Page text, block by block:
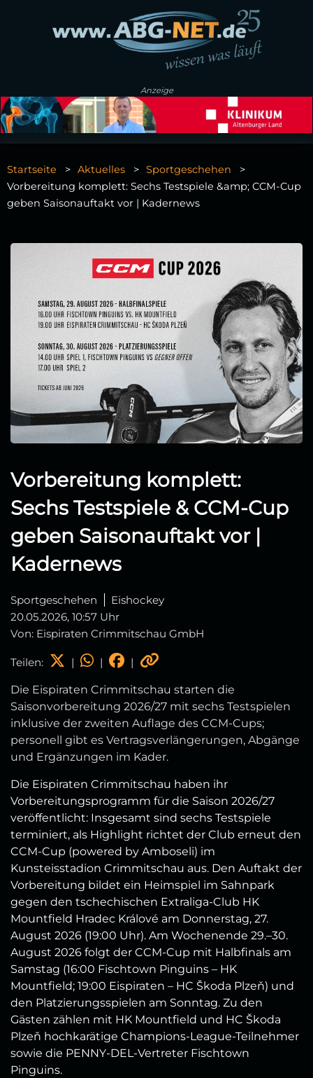
Anzeige
Startseite Aktuelles
Sportgeschehen
Vorbereitung komplett: Sechs Testspiele &amp; CCM‑Cup
geben Saisonauftakt vor | Kadernews
Vorbereitung komplett:
Sechs Testspiele & CCM‑Cup
geben Saisonauftakt vor |
Kadernews
Sportgeschehen
Eishockey
20.05.2026, 10:57 Uhr
Von: Eispiraten Crimmitschau GmbH
Teilen: | | |
Die Eispiraten Crimmitschau starten die
Saisonvorbereitung 2026/27 mit sechs Testspielen
inklusive der zweiten Auflage des CCM‑Cups;
personell gibt es Vertragsverlängerungen, Abgänge
und Ergänzungen im Kader.
Die Eispiraten Crimmitschau haben ihr
Vorbereitungsprogramm für die Saison 2026/27
veröffentlicht: Insgesamt sind sechs Testspiele
terminiert, als Highlight richtet der Club erneut den
CCM‑Cup (powered by Amboseli) im
Kunsteisstadion Crimmitschau aus. Den Auftakt der
Vorbereitung bildet ein Heimspiel im Sahnpark
gegen den tschechischen Extraliga‑Club HK
Mountfield Hradec Králové am Donnerstag, 27.
August 2026 (19:00 Uhr). Am Wochenende 29.–30.
August 2026 folgt der CCM‑Cup mit Halbfinals am
Samstag (16:00 Fischtown Pinguins – HK
Mountfield; 19:00 Eispiraten – HC Škoda Plzeň) und
den Platzierungsspielen am Sonntag. Zu den
Gästen zählen mit HK Mountfield und HC Škoda
Plzeň hochkarätige Champions‑League‑Teilnehmer
sowie die PENNY‑DEL‑Vertreter Fischtown
Pinguins.